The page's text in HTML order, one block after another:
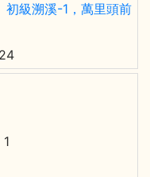
初級溯溪-1，萬里頭前
24
1